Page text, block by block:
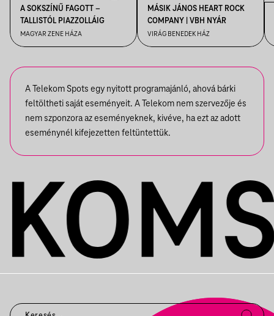
A SOKSZÍNŰ FAGOTT –
TALLISTÓL PIAZZOLLÁIG
MAGYAR ZENE HÁZA
MÁSIK JÁNOS HEART ROCK
COMPANY | VBH NYÁR
VIRÁG BENEDEK HÁZ
A Telekom Spots egy nyitott programajánló, ahová bárki
feltöltheti saját eseményeit. A Telekom nem szervezője és
nem szponzora az eseményeknek, kivéve, ha ezt az adott
eseménynél kifejezetten feltüntettük.